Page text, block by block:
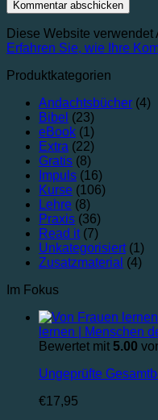
Diese Website
Erfahren Sie, wie Ihre
Produktkategorien
Andachtsbücher (4)
Bibel (23)
eBook (1)
Extra (22)
Gratis (8)
Impuls (16)
Kurse (106)
Lehre (8)
Praxis (36)
Read it (7)
Unkategorisiert (1)
Zusatzmaterial (4)
Im Fokus
lernen | Menschen
Bewertet mit 5.00
Ungeprüfte
€17,95